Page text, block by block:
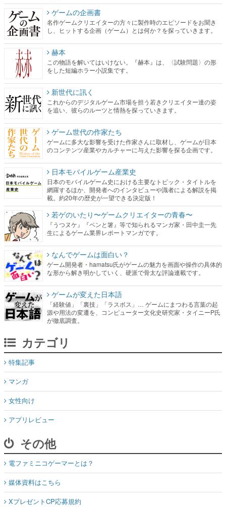
ゲームの企画書
名作ゲームクリエイターの方々に製作時のエピソードをお聞き
し、ヒットする企画（ゲーム）とは何か？を探っていきます。
赫本
この物語を解いてはいけない。『赫本』は、〈試験問題〉の形
をした短編ホラー小説集です。
新世代に訊く
これからのデジタルゲーム市場を担う若きクリエイター達の姿
を追い、彼らのルーツと情熱を探っていきます。
ゲーム世代の作家たち
ゲームに多大な影響を受けた作家さんに取材し、ゲームが日本
のコンテンツ産業やカルチャーに与えた影響を探る企画です。
日本モバイルゲーム産業史
日本のモバイルゲーム史における主要なトピック・タイトルを
網羅するほか、開発者へのインタビューや識者による解説を掲
載。約20年の歴史が一望できる決定版！
若ゲのいたり〜ゲームクリエイターの青春〜
『うつヌケ』『ペンと箸』等で知られるマンガ家・田中圭一先
生によるゲーム業界レポートマンガです。
なんでゲームは面白い？
ゲーム開発者・hamatsu氏がゲームの魅力を画面や操作の具体的
な形から解き明かしていく、硬派で骨太な評論連載です。
ゲームが変えた日本語
「経験値」「裏技」「ラスボス」… ゲームにまつわる言葉の起
源や用法の変遷を、コンピューター文化史研究家・タイニーP氏
が徹底調査。
カテゴリ
特集記事
マンガ
女性向け
アプリレビュー
その他
電ファミニコゲーマーとは？
媒体資料はこちら
XプレゼントCP応募規約